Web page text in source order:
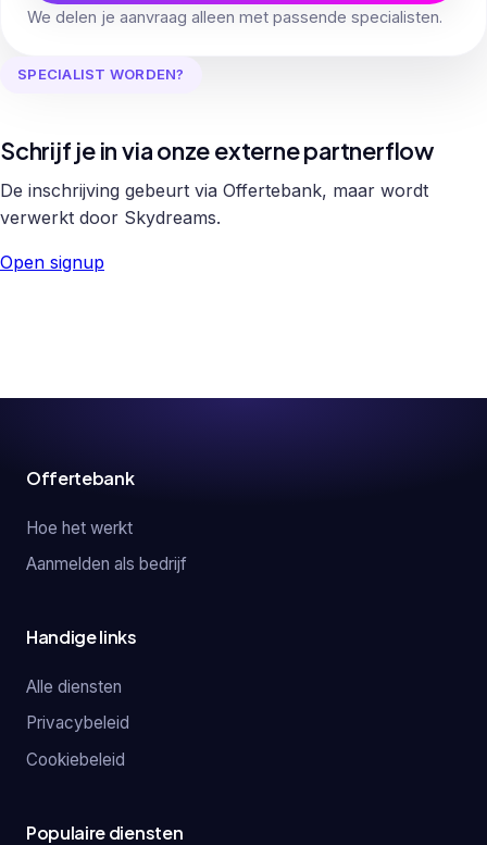
We delen je aanvraag alleen met passende specialisten.
SPECIALIST WORDEN?
Schrijf je in via onze externe partnerflow
De inschrijving gebeurt via Offertebank, maar wordt
verwerkt door Skydreams.
Open signup
Offertebank
Hoe het werkt
Aanmelden als bedrijf
Handige links
Alle diensten
Privacybeleid
Cookiebeleid
Populaire diensten